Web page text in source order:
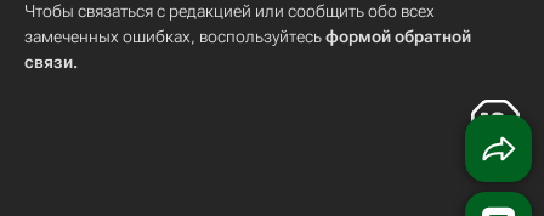
Чтобы связаться с редакцией или сообщить обо всех
замеченных ошибках, воспользуйтесьформой обратной
связи.